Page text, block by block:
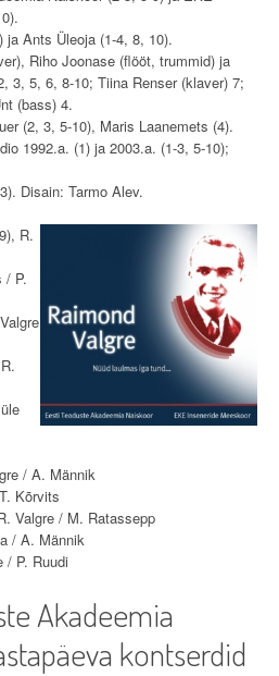
ja Ants Üleoja (1-4, 8, 10).
Riho Joonase (flööt, trummid) ja
3, 5, 6, 8-10; Tiina Renser (klaver) 7;
(bass) 4.
(2, 3, 5-10), Maris Laanemets (4).
1992.a. (1) ja 2003.a. (1-3, 5-10);
Disain: Tarmo Alev.
R.
/ P.
/ A. Männik
Kõrvits
Valgre / M. Ratassepp
/ A. Männik
/ P. Ruudi
Akadeemia
kontserdid